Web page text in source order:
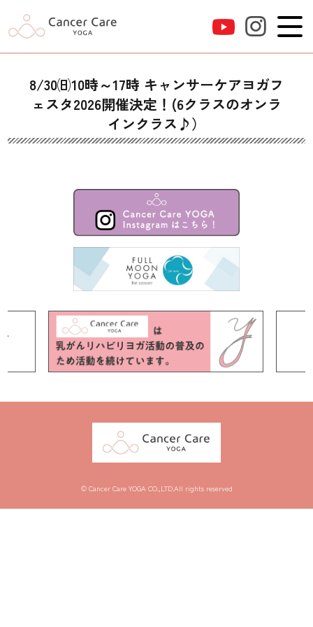
8/30㈰10時～17時 キャンサーケアヨガフ
ェスタ2026開催決定！(6クラスのオンラ
インクラス♪）
© Cancer Care YOGA CO.,LTD.All rights reserved